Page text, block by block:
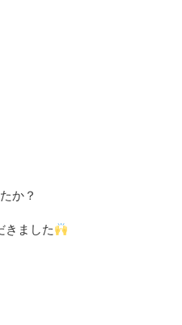
か？
きました